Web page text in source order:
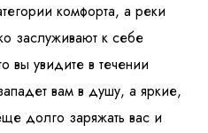
комфорта, а реки
заслуживают к себе
вы увидите в течении
вам в душу, а яркие,
долго заряжать вас и